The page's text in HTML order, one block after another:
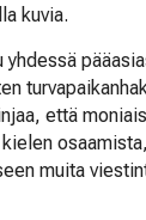
kuvia.
yhdessä
että
muita